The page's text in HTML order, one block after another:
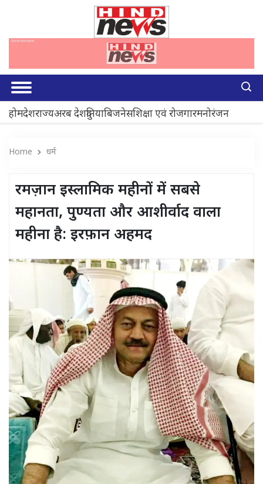
होमदेशराज्यअरब देशदुनियाबिजनेसशिक्षा एवं रोजगारमनोरंजन
Home धर्म
रमज़ान इस्लामिक महीनों में सबसे
महानता, पुण्यता और आशीर्वाद वाला
महीना है: इरफ़ान अहमद